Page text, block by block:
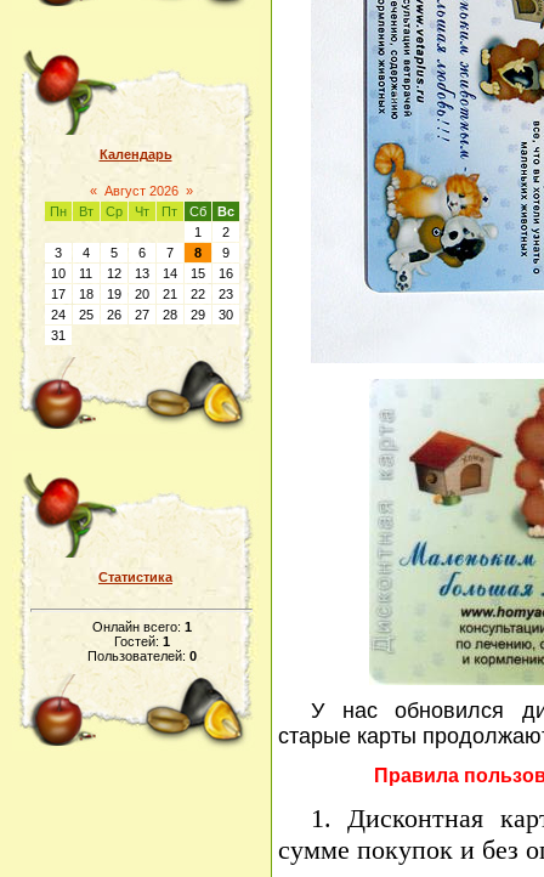
Календарь
« Август 2026 »
Пн
Вт Ср Чт Пт Сб
Вс
1
2
3
4 5 6 7 8
9
10
11 12 13 14 15
16
17
18 19 20 21 22
23
24
25 26 27 28 29
30
31
Статистика
Онлайн всего: 1
Гостей: 1
Пользователей: 0
У нас обновился
старые карты
Правила
1. Дисконтная
сумме покупок и без